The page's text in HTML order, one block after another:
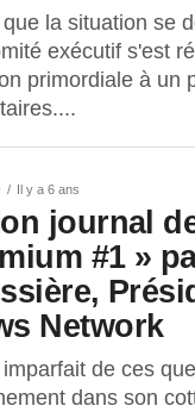
la situation se
exécutif s'est
primordiale à un
Il y a 6 ans
journal
#1 »
Network
de ces
dans son